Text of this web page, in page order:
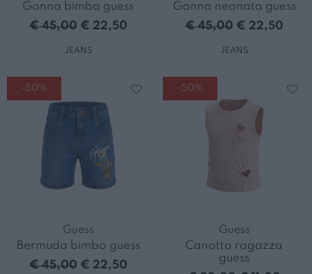
Gonna bimba guess
€ 45,00 € 22,50
JEANS
Gonna neonata guess
€ 45,00 € 22,50
JEANS
-50%
Guess
Bermuda bimbo guess
€ 45,00 € 22,50
-50%
Guess
Canotta ragazza
guess